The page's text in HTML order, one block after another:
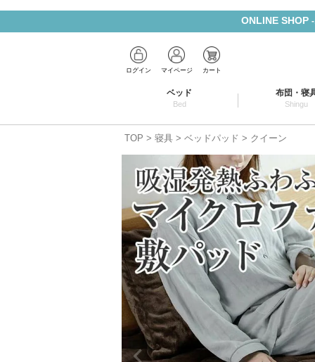
ONLINE SHOP
ログイン マイページ カート
ベッド
Bed
布団・寝
Shingu
TOP 寝具 ベッドパッド クイーン